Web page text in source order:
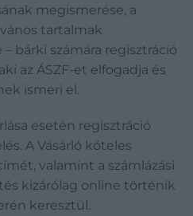
megismerése, a
tartalmak
bárki számára regisztráció
az ÁSZF-et elfogadja és
ismeri el.
esetén regisztráció
A Vásárló köteles
valamint a számlázási
kizárólag online történik
keresztül.